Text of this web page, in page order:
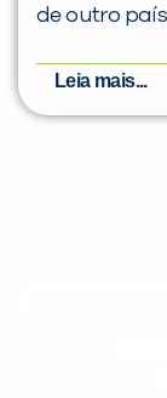
de outro
Leia mais...